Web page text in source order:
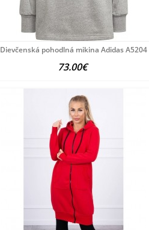
Dievčenská pohodlná mikina Adidas A5204
73.00€